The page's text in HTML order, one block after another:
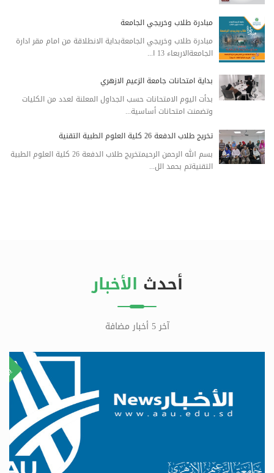
مبادرة طلاب وخريجي الجامعة
مبادرة طلاب وخريجي الجامعةبداية الانطلاقة من امام مقر ادارة
الجامعةالاربعاء 13 ا...
بداية امتحانات جامعة الزعيم الازهري
بدأت اليوم الامتحانات حسب الجداول المعلنة لعدد من الكليات
وتضمنت امتحانات أساسية...
تخريج طلاب الدفعة 26 كلية العلوم الطبية التقنية
بسم الله الرحمن الرحيمتخريج طلاب الدفعة 26 كلية العلوم الطبية
التقنيةتم بحمد الل...
أحدث الأخبار
آخر 5 أخبار مضافة